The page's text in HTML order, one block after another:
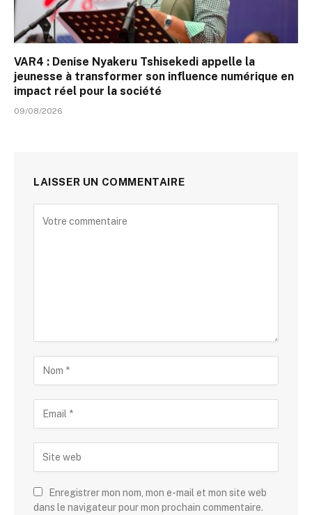
VAR4 : Denise Nyakeru Tshisekedi appelle la
jeunesse à transformer son influence numérique en
impact réel pour la société
09/08/2026
LAISSER UN COMMENTAIRE
Enregistrer mon nom, mon e-mail et mon site web
dans le navigateur pour mon prochain commentaire.